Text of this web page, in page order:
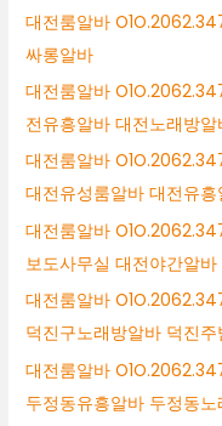
대전룸알바
싸롱알바
대전룸알바
전유흥알바 대전노래방알
대전룸알바
대전유성룸알바 대전유흥
대전룸알바
보도사무실 대전야간알바
대전룸알바
덕진구노래방알바 덕진
대전룸알바
두정동유흥알바 두정동